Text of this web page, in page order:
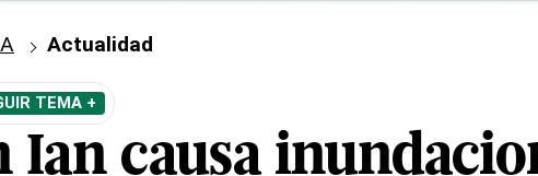
Actualidad
TEMA +
Ian causa